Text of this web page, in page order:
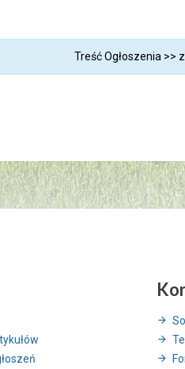
Treść Ogłoszenia >>